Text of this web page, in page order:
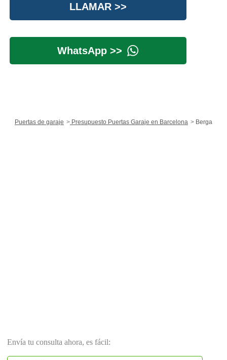
LLAMAR >>
WhatsApp >>
Puertas de garaje Presupuesto Puertas Garaje en Barcelona Berga
Envía tu consulta ahora, es fácil: